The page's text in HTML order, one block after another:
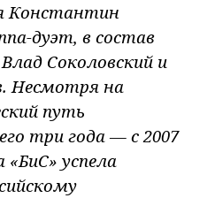
Константин
дуэт, в состав
Соколовский и
Несмотря на
путь
три года — с 2007
«БиС» успела